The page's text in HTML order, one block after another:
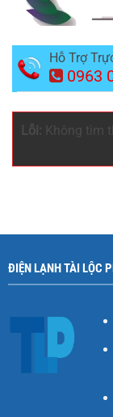
Hỗ Trợ
0963
Lỗi: Không tìm
ĐIỆN LẠNH TÀI LỘC